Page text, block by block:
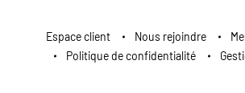
Espace client Nous rejoindre
Politique de confidentialité